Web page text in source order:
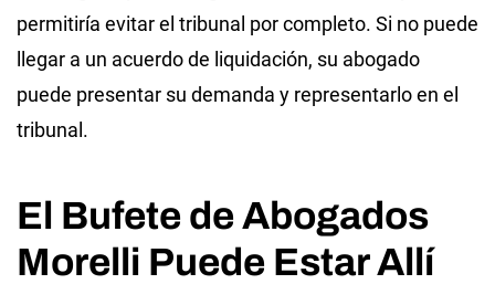
permitiría evitar el tribunal por completo. Si no puede
llegar a un acuerdo de liquidación, su abogado
puede presentar su demanda y representarlo en el
tribunal.
El Bufete de Abogados
Morelli Puede Estar Allí